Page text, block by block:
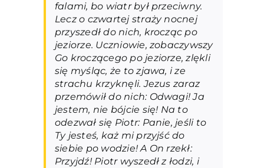
falami, bo wiatr był przeciwny.
Lecz o czwartej straży nocnej
przyszedł do nich, krocząc po
jeziorze. Uczniowie, zobaczywszy
Go kroczącego po jeziorze, zlękli
się myśląc, że to zjawa, i ze
strachu krzyknęli. Jezus zaraz
przemówił do nich: Odwagi! Ja
jestem, nie bójcie się! Na to
odezwał się Piotr: Panie, jeśli to
Ty jesteś, każ mi przyjść do
siebie po wodzie! A On rzekł:
Przyjdź! Piotr wyszedł z łodzi, i